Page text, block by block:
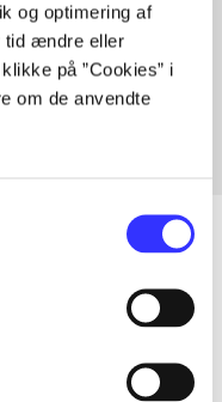
og optimering af
tid ændre eller
på ”Cookies” i
om de anvendte